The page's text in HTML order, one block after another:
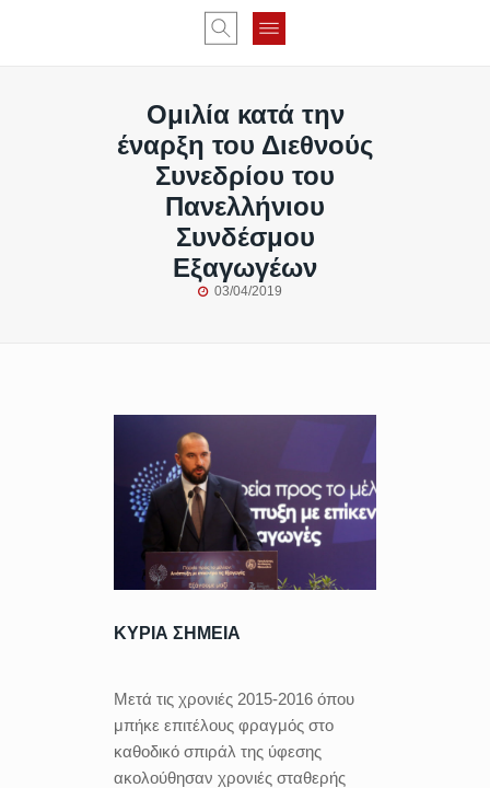
Ομιλία κατά την
έναρξη του Διεθνούς
Συνεδρίου του
Πανελλήνιου
Συνδέσμου
Εξαγωγέων
03/04/2019
ΚΥΡΙΑ ΣΗΜΕΙΑ
Μετά τις χρονιές 2015-2016 όπου
μπήκε επιτέλους φραγμός στο
καθοδικό σπιράλ της ύφεσης
ακολούθησαν χρονιές σταθερής